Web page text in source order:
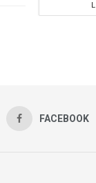
FACEBOOK